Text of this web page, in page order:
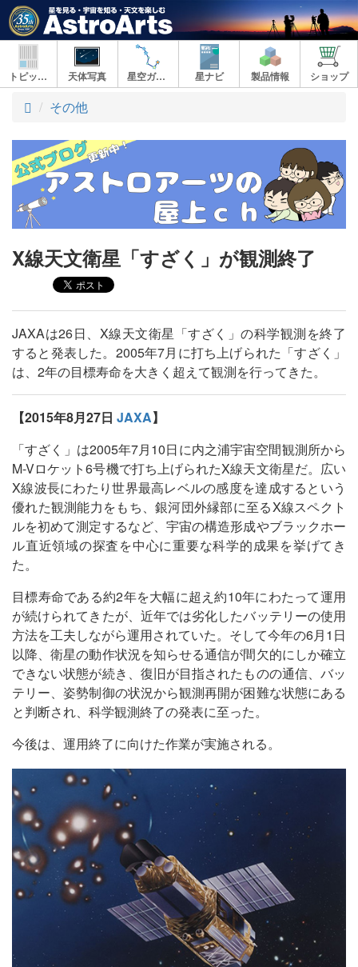
トピックス 天体写真 星空ガイド 星ナビ 製品情報 ショップ
ト
プ
その他
X線天文衛星「すざく」が観測終了
JAXAは26日、X線天文衛星「すざく」の科学観測を終了
すると発表した。2005年7月に打ち上げられた「すざく」
は、2年の目標寿命を大きく超えて観測を行ってきた。
【2015年8月27日 JAXA】
「すざく」は2005年7月10日に内之浦宇宙空間観測所から
M-Vロケット6号機で打ち上げられたX線天文衛星だ。広い
X線波長にわたり世界最高レベルの感度を達成するという
優れた観測能力をもち、銀河団外縁部に至るX線スペクト
ルを初めて測定するなど、宇宙の構造形成やブラックホー
ル直近領域の探査を中心に重要な科学的成果を挙げてき
た。
目標寿命である約2年を大幅に超え約10年にわたって運用
が続けられてきたが、近年では劣化したバッテリーの使用
方法を工夫しながら運用されていた。そして今年の6月1日
以降、衛星の動作状況を知らせる通信が間欠的にしか確立
できない状態が続き、復旧が目指されたものの通信、バッ
テリー、姿勢制御の状況から観測再開が困難な状態にある
と判断され、科学観測終了の発表に至った。
今後は、運用終了に向けた作業が実施される。